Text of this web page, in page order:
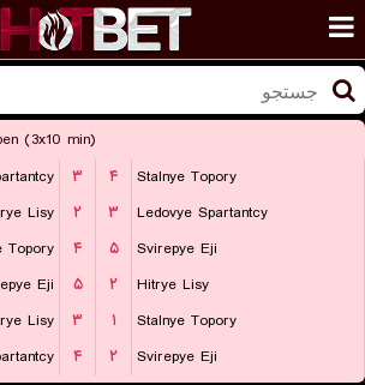
(3x10 min)
۳ ۴
Stalnye Topory
Lisy
۲ ۳
Ledovye Spartantcy
Topory
۴ ۵
Svirepye Eji
Eji
۵ ۲
Hitrye Lisy
Lisy
۳ ۱
Stalnye Topory
۴ ۲ Svirepye Eji